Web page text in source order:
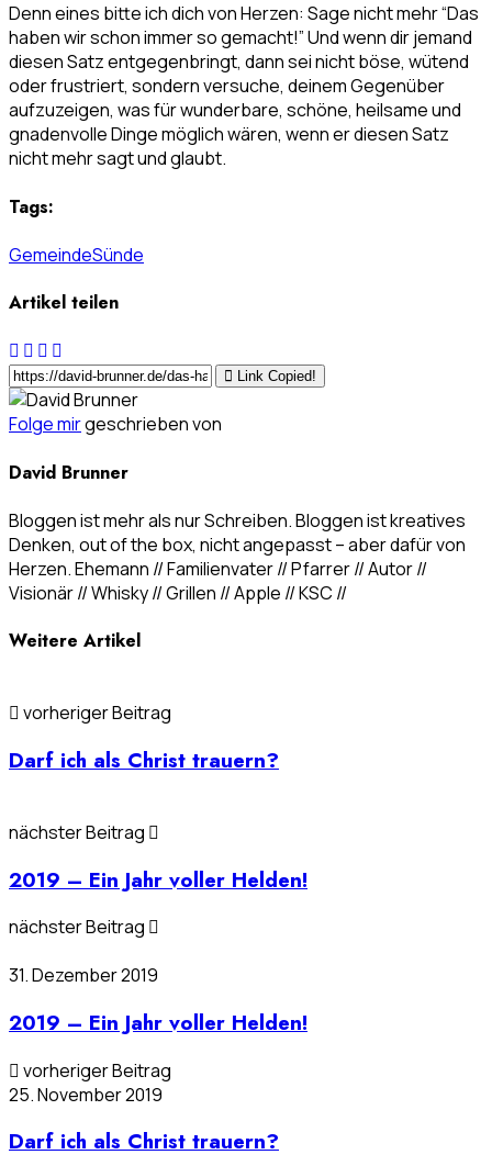
Denn eines bitte ich dich von Herzen: Sage nicht mehr “Das
haben wir schon immer so gemacht!” Und wenn dir jemand
diesen Satz entgegenbringt, dann sei nicht böse, wütend
oder frustriert, sondern versuche, deinem Gegenüber
aufzuzeigen, was für wunderbare, schöne, heilsame und
gnadenvolle Dinge möglich wären, wenn er diesen Satz
nicht mehr sagt und glaubt.
Tags:
GemeindeSünde
Artikel teilen
Link Copied!
Folge mirgeschrieben von
David Brunner
Bloggen ist mehr als nur Schreiben. Bloggen ist kreatives
Denken, out of the box, nicht angepasst – aber dafür von
Herzen. Ehemann // Familienvater // Pfarrer // Autor //
Visionär // Whisky // Grillen // Apple // KSC //
Weitere Artikel
vorheriger Beitrag
Darf ich als Christ trauern?
nächster Beitrag
2019 – Ein Jahr voller Helden!
nächster Beitrag
31. Dezember 2019
2019 – Ein Jahr voller Helden!
vorheriger Beitrag
25. November 2019
Darf ich als Christ trauern?